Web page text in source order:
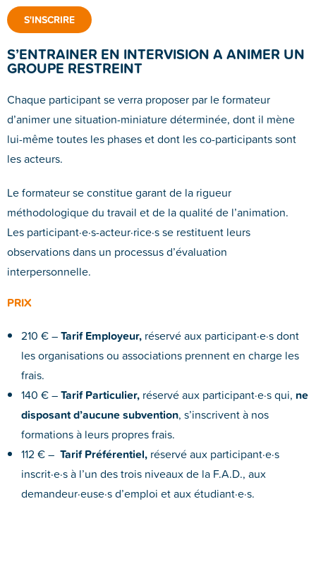
S'INSCRIRE
S’ENTRAINER EN INTERVISION A ANIMER UN
GROUPE RESTREINT
Chaque participant se verra proposer par le formateur
d’animer une situation-miniature déterminée, dont il mène
lui-même toutes les phases et dont les co-participants sont
les acteurs.
Le formateur se constitue garant de la rigueur
méthodologique du travail et de la qualité de l’animation.
Les participant·e·s-acteur·rice·s se restituent leurs
observations dans un processus d’évaluation
interpersonnelle.
PRIX
210 € –Tarif Employeur, réservé aux participant·e·s dont
les organisations ou associations prennent en charge les
frais.
140 € –Tarif Particulier, réservé aux participant·e·s qui, ne
disposant d’aucune subvention, s’inscrivent à nos
formations à leurs propres frais.
112 € – Tarif Préférentiel, réservé aux participant·e·s
inscrit·e·s à l’un des trois niveaux de la F.A.D., aux
demandeur·euse·s d’emploi et aux étudiant·e·s.